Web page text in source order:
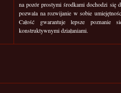
na pozór prostymi środkami dochodzi się
pozwala na rozwijanie w sobie
Całość gwarantuje lepsze
konstruktywnymi działaniami.